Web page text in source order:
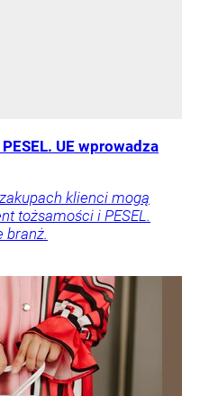
UE wprowadza
klienci mogą
tożsamości i PESEL.
branż.